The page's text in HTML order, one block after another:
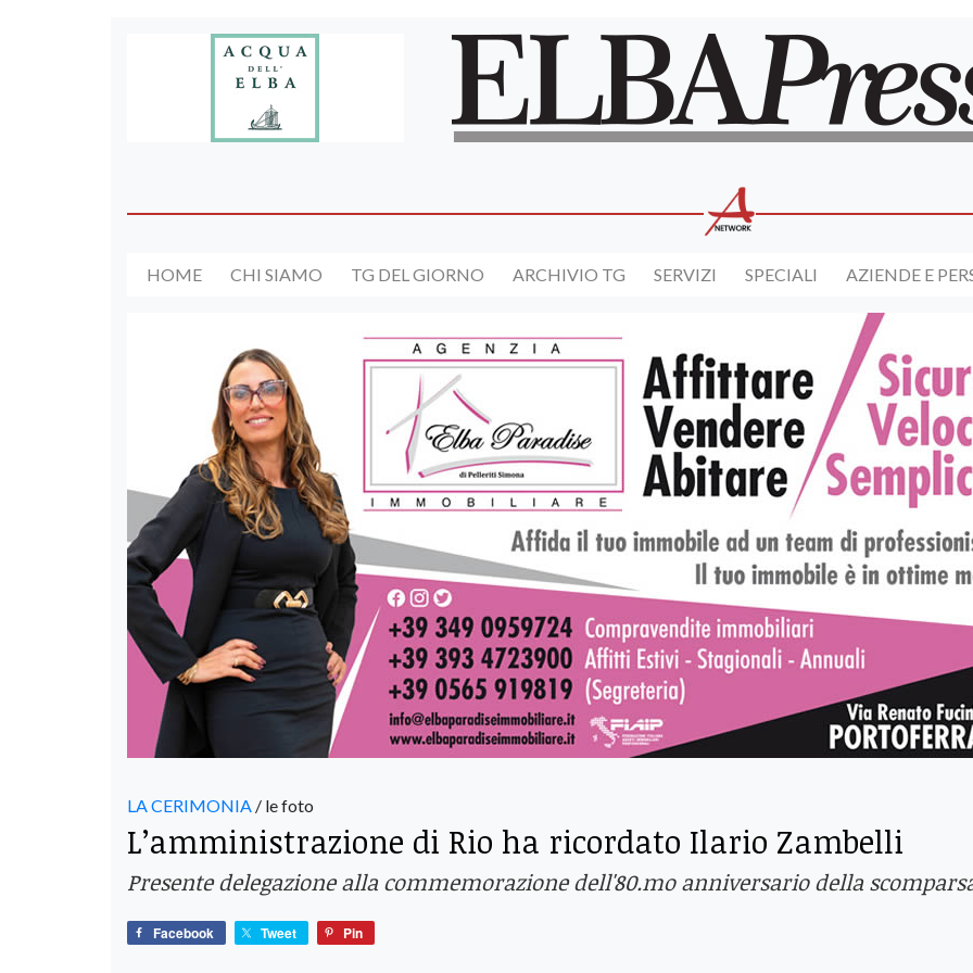
HOME CHI SIAMO TG DEL GIORNO ARCHIVIO TG SERVIZI SPECIALI AZIENDE E
LA CERIMONIA / le foto
L’amministrazione di Rio ha ricordato Ilario Zambelli
Presente delegazione alla commemorazione dell'80.mo anniversario della
Facebook Tweet Pin